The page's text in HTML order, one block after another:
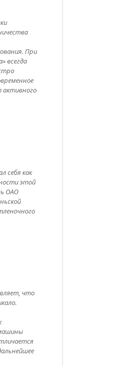
При
всегда
активного
себя как
этой
ОАО
что